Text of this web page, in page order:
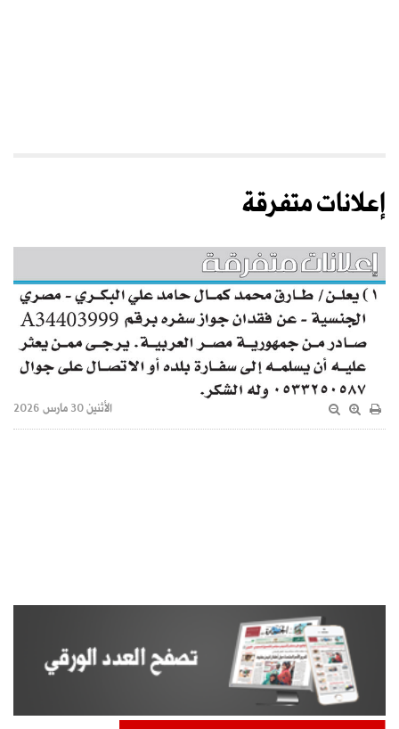
إعلانات متفرقة
الأثنين 30 مارس 2026